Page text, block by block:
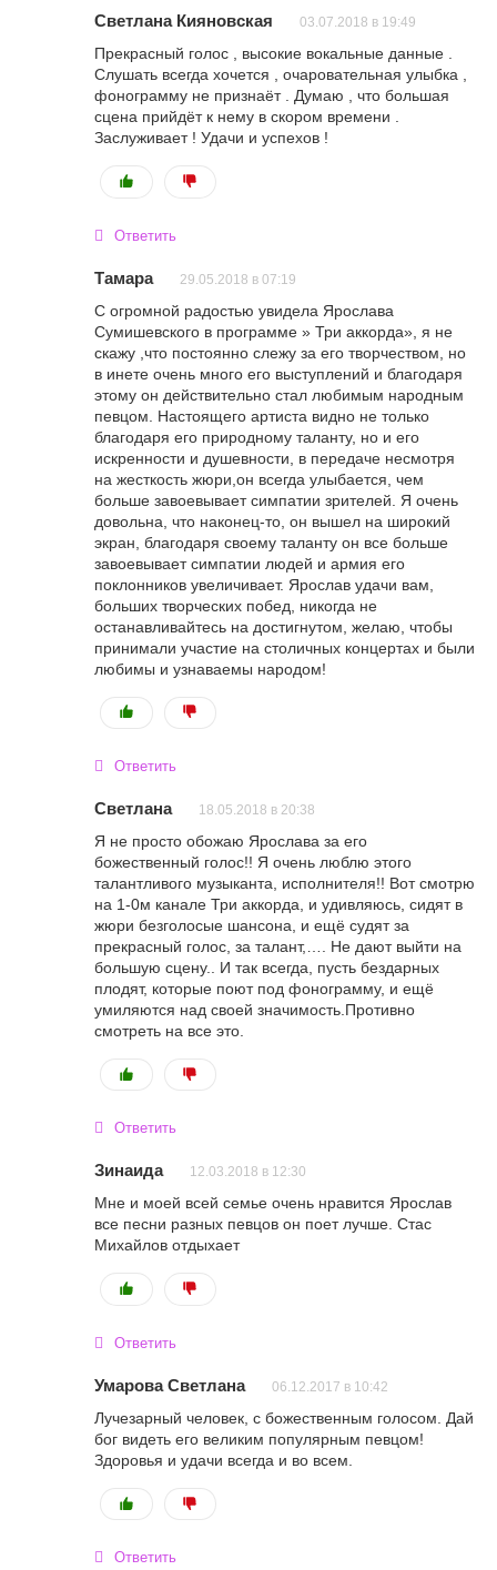
Светлана Кияновская 03.07.2018 в 19:49
Прекрасный голос , высокие вокальные данные .
Слушать всегда хочется , очаровательная улыбка ,
фонограмму не признаёт . Думаю , что большая
сцена прийдёт к нему в скором времени .
Заслуживает ! Удачи и успехов !
Ответить
Тамара 29.05.2018 в 07:19
С огромной радостью увидела Ярослава
Сумишевского в программе » Три аккорда», я не
скажу ,что постоянно слежу за его творчеством, но
в инете очень много его выступлений и благодаря
этому он действительно стал любимым народным
певцом. Настоящего артиста видно не только
благодаря его природному таланту, но и его
искренности и душевности, в передаче несмотря
на жесткость жюри,он всегда улыбается, чем
больше завоевывает симпатии зрителей. Я очень
довольна, что наконец-то, он вышел на широкий
экран, благодаря своему таланту он все больше
завоевывает симпатии людей и армия его
поклонников увеличивает. Ярослав удачи вам,
больших творческих побед, никогда не
останавливайтесь на достигнутом, желаю, чтобы
принимали участие на столичных концертах и были
любимы и узнаваемы народом!
Ответить
Светлана 18.05.2018 в 20:38
Я не просто обожаю Ярослава за его
божественный голос!! Я очень люблю этого
талантливого музыканта, исполнителя!! Вот смотрю
на 1-0м канале Три аккорда, и удивляюсь, сидят в
жюри безголосые шансона, и ещё судят за
прекрасный голос, за талант,…. Не дают выйти на
большую сцену.. И так всегда, пусть бездарных
плодят, которые поют под фонограмму, и ещё
умиляются над своей значимость.Противно
смотреть на все это.
Ответить
Зинаида 12.03.2018 в 12:30
Мне и моей всей семье очень нравится Ярослав
все песни разных певцов он поет лучше. Стас
Михайлов отдыхает
Ответить
Умарова Светлана 06.12.2017 в 10:42
Лучезарный человек, с божественным голосом. Дай
бог видеть его великим популярным певцом!
Здоровья и удачи всегда и во всем.
Ответить